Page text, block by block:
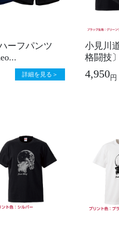
ーフパンツ
詳細を見る＞
小見川
格闘技
4,950円